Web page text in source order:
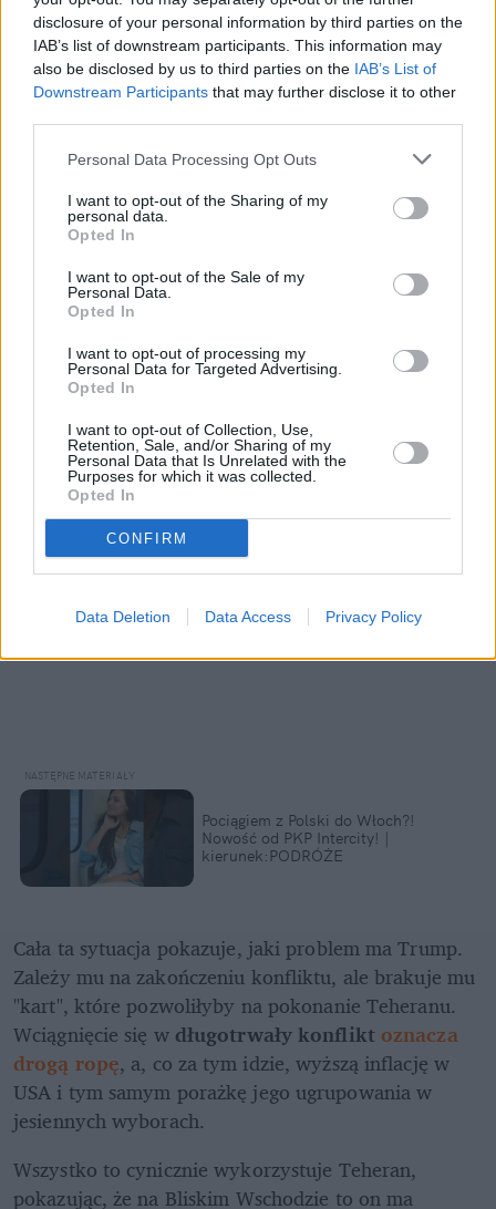
disclosure of your personal information by third parties on the
IAB’s list of downstream participants. This information may
also be disclosed by us to third parties on the IAB’s List of
Downstream Participants that may further disclose it to other
Personal Data Processing Opt Outs
I want to opt-out of the Sharing of my
personal data.
Opted In
I want to opt-out of the Sale of my
Personal Data.
Opted In
I want to opt-out of processing my
Personal Data for Targeted Advertising.
Opted In
I want to opt-out of Collection, Use,
Retention, Sale, and/or Sharing of my
Personal Data that Is Unrelated with the
Purposes for which it was collected.
Opted In
CONFIRM
Data Deletion Data Access Privacy Policy
Sytuacje komplikuje do tego sojusznik USA, czyli
Izrael. W jego interesie jest eskalacja i wojna, której
celem byłoby zniszczenie Iranu. To nie jest już w
interesie Trumpa, który musi szybko zakończyć
konflikt, gdyż ten zwiększa inflację w jego kraju, co
negatywnie odbić się na wynikach Partii
Republikańskiej w jesiennych wyborach
uzupełniających do Kongresu.
Pociągiem z Polski do Włoch?!
Nowość od PKP Intercity! |
kierunek:PODRÓŻE
Cała ta sytuacja pokazuje, jaki problem ma Trump.
Zależy mu na zakończeniu konfliktu, ale brakuje mu
"kart", które pozwoliłyby na pokonanie Teheranu.
Wciągnięcie się w długotrwały konflikt oznacza
drogą ropę, a, co za tym idzie, wyższą inflację w
USA i tym samym porażkę jego ugrupowania w
jesiennych wyborach.
Wszystko to cynicznie wykorzystuje Teheran,
pokazując, że na Bliskim Wschodzie to on ma